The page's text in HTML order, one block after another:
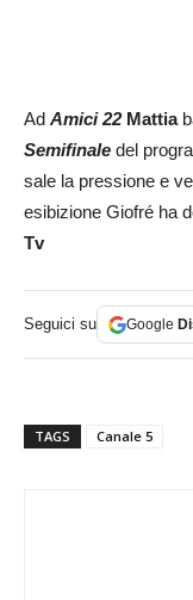
Ad Amici 22Mattia
Semifinale del
sale la pressione e
esibizione Giofré ha
Tv
Seguici su Google
TAGS Canale 5